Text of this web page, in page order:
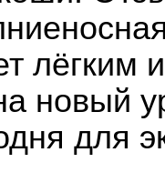
новый
для